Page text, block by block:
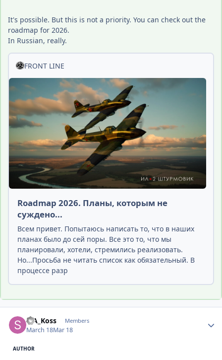
It's possible. But this is not a priority. You can check out the
roadmap for 2026.
In Russian, really.
FRONT LINE
Roadmap 2026. Планы, которым не
суждено...
Всем привет. Попытаюсь написать то, что в наших
планах было до сей поры. Все это то, что мы
планировали, хотели, стремились реализовать.
Но...Просьба не читать список как обязательный. В
процессе разр
SIA_Koss Members
March 18Mar 18
AUTHOR